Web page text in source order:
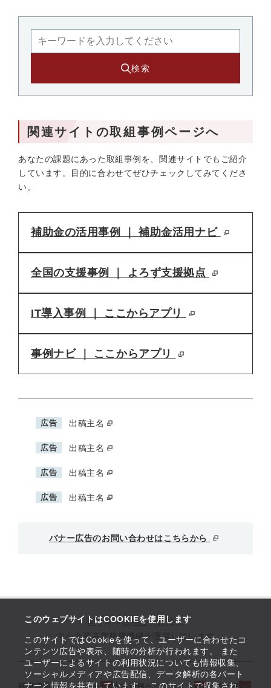
このウェブサイトはCOOKIEを使用します
このサイトではCookieを使って、ユーザーに合わせたコ
ンテンツ広告や表示、随時の分析が行われます。 また
ユーザーによるサイトの利用状況についても情報収集、
ソーシャルメディアや広告配信、データ解析の各パート
ナーと情報を共有しています。 このサイトで収集され
検索
関連サイトの取組事例ページへ
あなたの課題にあった取組事例を、関連サイトでもご紹介
しています。目的に合わせてぜひチェックしてみてくださ
い。
補助金の活用事例 ｜ 補助金活用ナビ
全国の支援事例 ｜ よろず支援拠点
IT導入事例 ｜ ここからアプリ
事例ナビ ｜ ここからアプリ
広告 出稿主名
広告 出稿主名
広告 出稿主名
広告 出稿主名
バナー広告のお問い合わせはこちらから
当サイトは独立行政法人
中小企業基盤整備機構が運営しています